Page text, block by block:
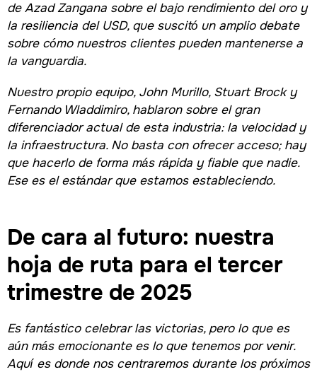
de Azad Zangana sobre el bajo rendimiento del oro y
la resiliencia del USD, que suscitó un amplio debate
sobre cómo nuestros clientes pueden mantenerse a
la vanguardia.
Nuestro propio equipo, John Murillo, Stuart Brock y
Fernando Wladdimiro, hablaron sobre el gran
diferenciador actual de esta industria: la velocidad y
la infraestructura. No basta con ofrecer acceso; hay
que hacerlo de forma más rápida y fiable que nadie.
Ese es el estándar que estamos estableciendo.
De cara al futuro: nuestra
hoja de ruta para el tercer
trimestre de 2025
Es fantástico celebrar las victorias, pero lo que es
aún más emocionante es lo que tenemos por venir.
Aquí es donde nos centraremos durante los próximos